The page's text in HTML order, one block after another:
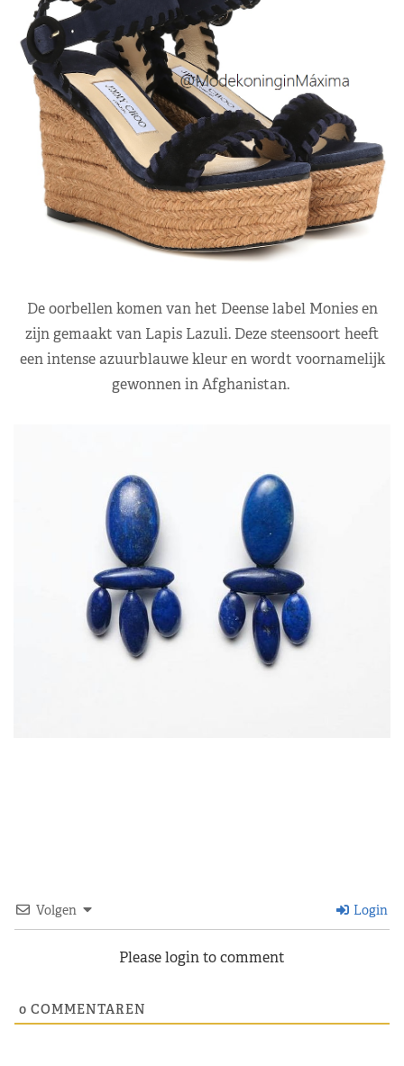
De oorbellen komen van het Deense label Monies en
zijn gemaakt van Lapis Lazuli. Deze steensoort heeft
een intense azuurblauwe kleur en wordt voornamelijk
gewonnen in Afghanistan.
Volgen Login
Please login to comment
0 COMMENTAREN